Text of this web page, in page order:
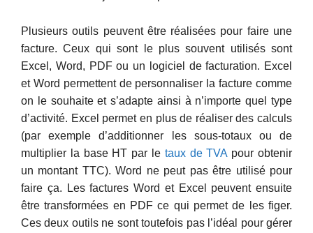
Plusieurs outils peuvent être réalisées pour faire une
facture. Ceux qui sont le plus souvent utilisés sont
Excel, Word, PDF ou un logiciel de facturation. Excel
et Word permettent de personnaliser la facture comme
on le souhaite et s’adapte ainsi à n’importe quel type
d’activité. Excel permet en plus de réaliser des calculs
(par exemple d’additionner les sous-totaux ou de
multiplier la base HT par le taux de TVA pour obtenir
un montant TTC). Word ne peut pas être utilisé pour
faire ça. Les factures Word et Excel peuvent ensuite
être transformées en PDF ce qui permet de les figer.
Ces deux outils ne sont toutefois pas l’idéal pour gérer